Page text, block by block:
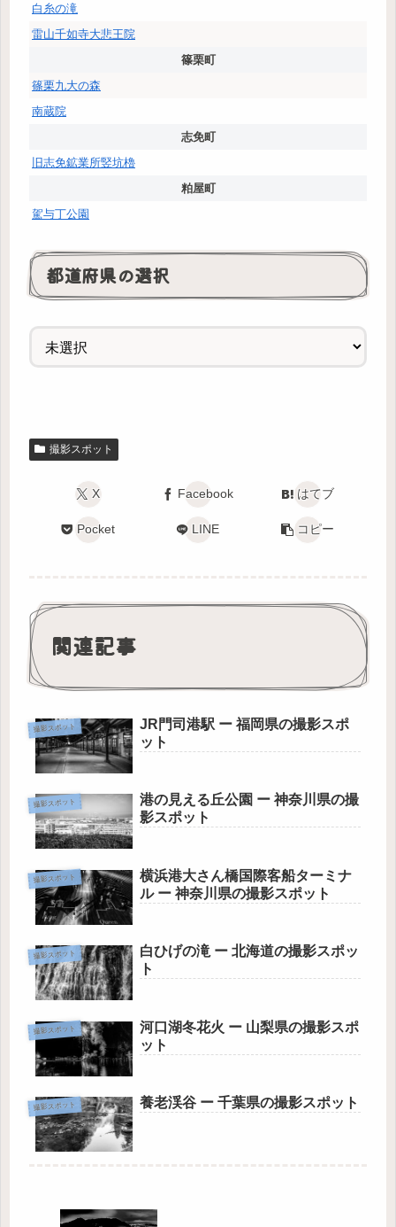
白糸の滝
雷山千如寺大悲王院
篠栗町
篠栗九大の森
南蔵院
志免町
旧志免鉱業所竪坑櫓
粕屋町
駕与丁公園
都道府県の選択
撮影スポット
X Facebook はてブ
Pocket LINE コピー
関連記事
撮影スポット
JR門司港駅 ー 福岡県の撮影スポ
ット
撮影スポット
港の見える丘公園 ー 神奈川県の撮
影スポット
撮影スポット
横浜港大さん橋国際客船ターミナ
ル ー 神奈川県の撮影スポット
撮影スポット
白ひげの滝 ー 北海道の撮影スポッ
ト
撮影スポット
河口湖冬花火 ー 山梨県の撮影スポ
ット
撮影スポット 養老渓谷 ー 千葉県の撮影スポット